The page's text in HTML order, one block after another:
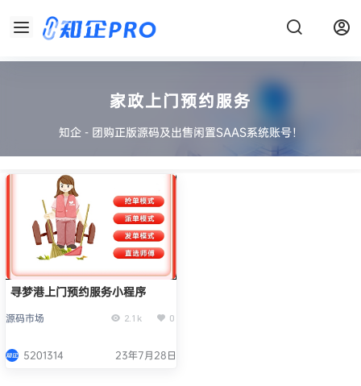
家政上门预约服务
知企 - 团购正版源码及出售闲置SAAS系统账号！
寻梦港上门预约服务小程序
源码市场 2.1k 0
5201314 23年7月28日